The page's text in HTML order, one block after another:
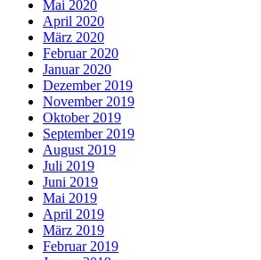
Mai 2020
April 2020
März 2020
Februar 2020
Januar 2020
Dezember 2019
November 2019
Oktober 2019
September 2019
August 2019
Juli 2019
Juni 2019
Mai 2019
April 2019
März 2019
Februar 2019